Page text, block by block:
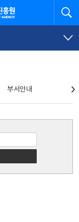
부서안내